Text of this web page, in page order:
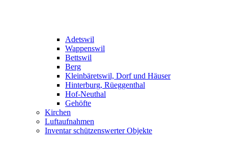
Adetswil
Wappenswil
Bettswil
Berg
Kleinbäretswil, Dorf und Häuser
Hinterburg, Rüeggenthal
Hof-Neuthal
Gehöfte
Kirchen
Luftaufnahmen
Inventar schützenswerter Objekte